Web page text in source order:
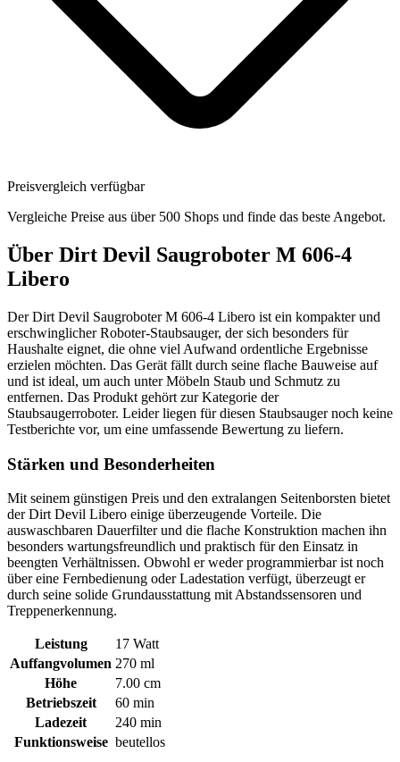
Preisvergleich verfügbar
Vergleiche Preise aus über 500 Shops und finde das beste Angebot.
Über Dirt Devil Saugroboter M 606-4
Libero
Der Dirt Devil Saugroboter M 606-4 Libero ist ein kompakter und
erschwinglicher Roboter-Staubsauger, der sich besonders für
Haushalte eignet, die ohne viel Aufwand ordentliche Ergebnisse
erzielen möchten. Das Gerät fällt durch seine flache Bauweise auf
und ist ideal, um auch unter Möbeln Staub und Schmutz zu
entfernen. Das Produkt gehört zur Kategorie der
Staubsaugerroboter. Leider liegen für diesen Staubsauger noch keine
Testberichte vor, um eine umfassende Bewertung zu liefern.
Stärken und Besonderheiten
Mit seinem günstigen Preis und den extralangen Seitenborsten bietet
der Dirt Devil Libero einige überzeugende Vorteile. Die
auswaschbaren Dauerfilter und die flache Konstruktion machen ihn
besonders wartungsfreundlich und praktisch für den Einsatz in
beengten Verhältnissen. Obwohl er weder programmierbar ist noch
über eine Fernbedienung oder Ladestation verfügt, überzeugt er
durch seine solide Grundausstattung mit Abstandssensoren und
Treppenerkennung.
Leistung
17 Watt
Auffangvolumen 270 ml
Höhe
7.00 cm
Betriebszeit
60 min
Ladezeit
240 min
Funktionsweise beutellos